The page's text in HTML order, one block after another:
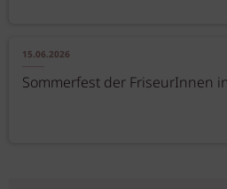
15.06.2026
Sommerfest der FriseurInnen